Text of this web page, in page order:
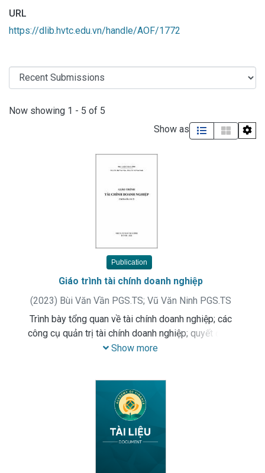
URL
https://dlib.hvtc.edu.vn/handle/AOF/1772
Recent Submissions
Now showing 1 - 5 of 5
Show as
Publication
Giáo trình tài chính doanh nghiệp
(2023) Bùi Văn Vần PGS.TS; Vũ Văn Ninh PGS.TS
Trình bày tổng quan về tài chính doanh nghiệp; các
công cụ quản trị tài chính doanh nghiệp; quyết định
đầu tư vốn của doanh nghiệp; quyết định huy động
chính của doanh nghiệp; các vấn đề tài chính đặc
biệt
Show more